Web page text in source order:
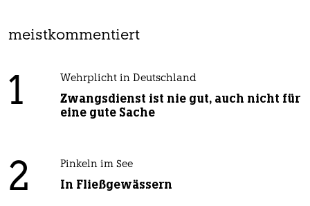
meistkommentiert
1 Wehrplicht in Deutschland
Zwangsdienst ist nie gut, auch nicht für
eine gute Sache
2 Pinkeln im See
In Fließgewässern